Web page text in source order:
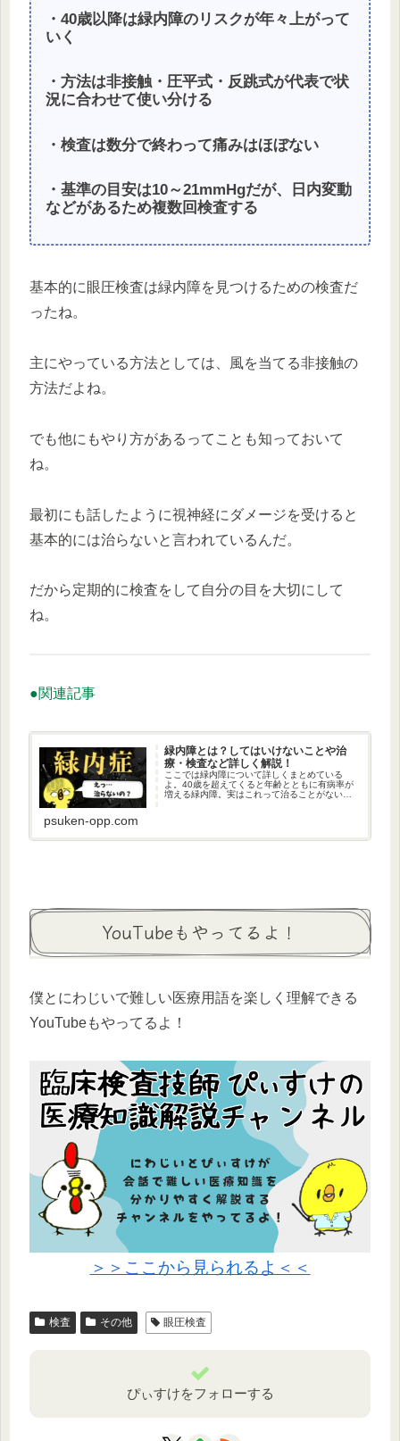
・40歳以降は緑内障のリスクが年々上がって
いく
・方法は非接触・圧平式・反跳式が代表で状
況に合わせて使い分ける
・検査は数分で終わって痛みはほぼない
・基準の目安は10～21mmHgだが、日内変動
などがあるため複数回検査する
基本的に眼圧検査は緑内障を見つけるための検査だ
ったね。
主にやっている方法としては、風を当てる非接触の
方法だよね。
でも他にもやり方があるってことも知っておいて
ね。
最初にも話したように視神経にダメージを受けると
基本的には治らないと言われているんだ。
だから定期的に検査をして自分の目を大切にして
ね。
●関連記事
緑内障とは？してはいけないことや治
療・検査など詳しく解説！
ここでは緑内障について詳しくまとめている
よ。40歳を超えてくると年齢とともに有病率が
増える緑内障。実はこれって治ることがないん
psuken-opp.com
YouTubeもやってるよ！
僕とにわじいで難しい医療用語を楽しく理解できる
YouTubeもやってるよ！
＞＞ここから見られるよ＜＜
検査 その他 眼圧検査
ぴぃすけをフォローする